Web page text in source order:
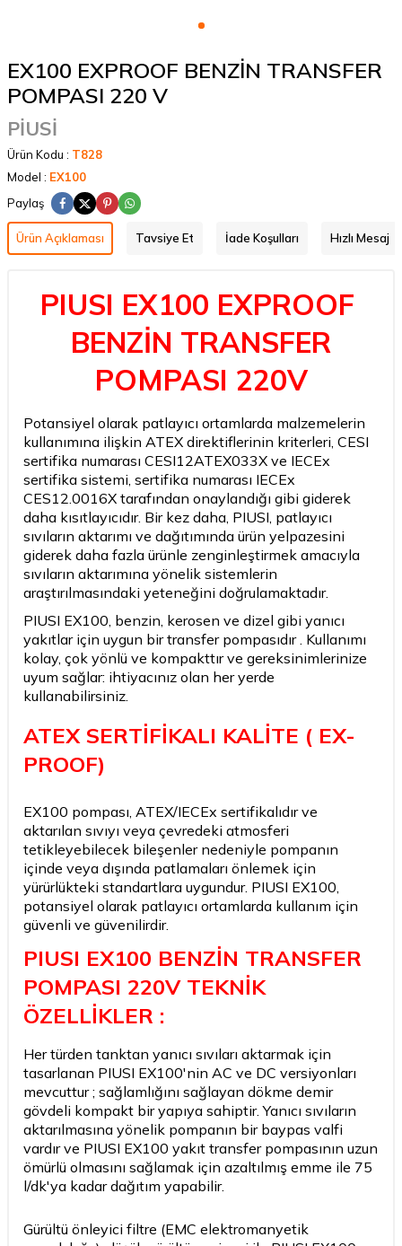
EX100 EXPROOF BENZİN TRANSFER
POMPASI 220 V
PİUSİ
Ürün Kodu : T828
Model : EX100
Paylaş
Ürün Açıklaması Tavsiye Et İade Koşulları Hızlı Mesaj
PIUSI EX100 EXPROOF
BENZİN TRANSFER
POMPASI 220V
Potansiyel olarak patlayıcı ortamlarda malzemelerin
kullanımına ilişkin ATEX direktiflerinin kriterleri, CESI
sertifika numarası CESI12ATEX033X ve IECEx
sertifika sistemi, sertifika numarası IECEx
CES12.0016X tarafından onaylandığı gibi giderek
daha kısıtlayıcıdır. Bir kez daha, PIUSI, patlayıcı
sıvıların aktarımı ve dağıtımında ürün yelpazesini
giderek daha fazla ürünle zenginleştirmek amacıyla
sıvıların aktarımına yönelik sistemlerin
araştırılmasındaki yeteneğini doğrulamaktadır.
PIUSI EX100, benzin, kerosen ve dizel gibi yanıcı
yakıtlar için uygun bir transfer pompasıdır . Kullanımı
kolay, çok yönlü ve kompakttır ve gereksinimlerinize
uyum sağlar: ihtiyacınız olan her yerde
kullanabilirsiniz.
ATEX SERTİFİKALI KALİTE ( EX-
PROOF)
EX100 pompası, ATEX/IECEx sertifikalıdır ve
aktarılan sıvıyı veya çevredeki atmosferi
tetikleyebilecek bileşenler nedeniyle pompanın
içinde veya dışında patlamaları önlemek için
yürürlükteki standartlara uygundur. PIUSI EX100,
potansiyel olarak patlayıcı ortamlarda kullanım için
güvenli ve güvenilirdir.
PIUSI EX100 BENZİN TRANSFER
POMPASI 220V TEKNİK
ÖZELLİKLER :
Her türden tanktan yanıcı sıvıları aktarmak için
tasarlanan PIUSI EX100'nin AC ve DC versiyonları
mevcuttur ; sağlamlığını sağlayan dökme demir
gövdeli kompakt bir yapıya sahiptir. Yanıcı sıvıların
aktarılmasına yönelik pompanın bir baypas valfi
vardır ve PIUSI EX100 yakıt transfer pompasının uzun
ömürlü olmasını sağlamak için azaltılmış emme ile 75
l/dk'ya kadar dağıtım yapabilir.
Gürültü önleyici filtre (EMC elektromanyetik